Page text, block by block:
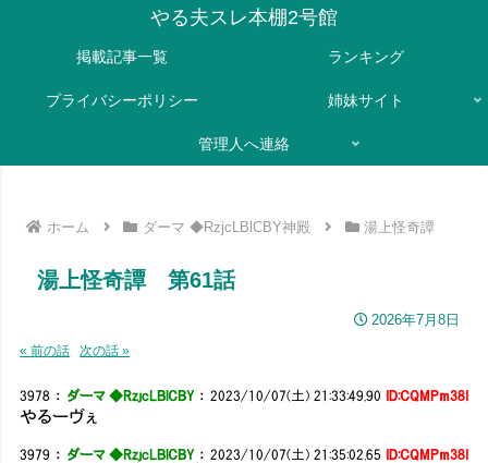
やる夫スレ本棚2号館
掲載記事一覧 ランキング
プライバシーポリシー 姉妹サイト
管理人へ連絡
ホーム ダーマ ◆RzjcLBlCBY神殿 湯上怪奇譚
湯上怪奇譚 第61話
2026年7月8日
« 前の話 次の話 »
3978 ： ダーマ ◆RzjcLBlCBY：2023/10/07(土) 21:33:49.90 ID:CQMPm38I
やるーヴぇ
3979 ： ダーマ ◆RzjcLBlCBY：2023/10/07(土) 21:35:02.65 ID:CQMPm38I